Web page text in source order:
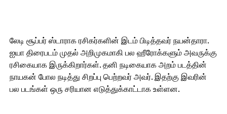
லேடி சூப்பர் ஸ்டாராக ரசிகர்களின் இடம் பிடித்தவர் நயன்தாரா.
ஐயா திரைபடம் முதல் அறிமுகமாகி பல ஹீரோக்களும் அவருக்கு
ரசிகையாக இருக்கிறார்கள். தனி நடிகையாக அறம் படத்தின்
நாயகன் போல நடித்து சிறப்பு பெற்றவர் அவர். இதற்கு இவரின்
பல படங்கள் ஒரு சரியான எடுத்துக்காட்டாக உள்ளன.